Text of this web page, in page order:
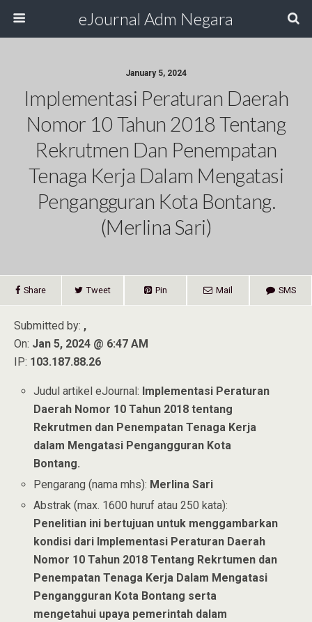
eJournal Adm Negara
January 5, 2024
Implementasi Peraturan Daerah
Nomor 10 Tahun 2018 Tentang
Rekrutmen Dan Penempatan
Tenaga Kerja Dalam Mengatasi
Pengangguran Kota Bontang.
(Merlina Sari)
Share Tweet Pin Mail SMS
Submitted by: ,
On: Jan 5, 2024 @ 6:47 AM
IP: 103.187.88.26
Judul artikel eJournal: Implementasi Peraturan
Daerah Nomor 10 Tahun 2018 tentang
Rekrutmen dan Penempatan Tenaga Kerja
dalam Mengatasi Pengangguran Kota
Bontang.
Pengarang (nama mhs): Merlina Sari
Abstrak (max. 1600 huruf atau 250 kata):
Penelitian ini bertujuan untuk menggambarkan
kondisi dari Implementasi Peraturan Daerah
Nomor 10 Tahun 2018 Tentang Rekrtumen dan
Penempatan Tenaga Kerja Dalam Mengatasi
Pengangguran Kota Bontang serta
mengetahui upaya pemerintah dalam